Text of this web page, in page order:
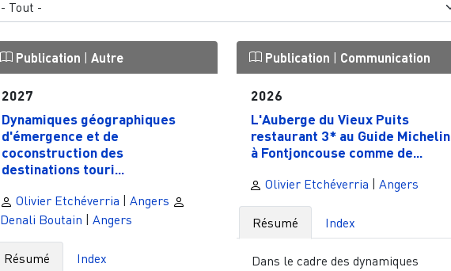
Publication |Autre
2027
Dynamiques géographiques
d'émergence et de
coconstruction des
destinations touri...
Olivier Etchéverria |Angers
Denali Boutain |Angers
Résumé Index
Publication | Communication
2026
L'Auberge du Vieux Puits
restaurant 3* au Guide Michelin
à Fontjoncouse comme de...
Olivier Etchéverria |Angers
Résumé Index
Dans le cadre des dynamiques